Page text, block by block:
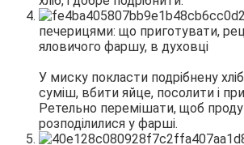
У миску покласти подрібнену
суміш, вбити яйце, посолити і
Ретельно перемішати, щоб
розподілилися у фарші.